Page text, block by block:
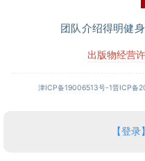
【登录】
团队介绍得明健
出版物经营
津ICP备19006513号-1晋ICP备